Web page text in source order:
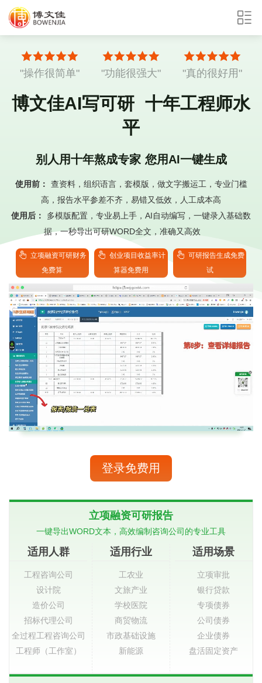
"操作很简单" "功能很强大" "真的很好用"
博文佳AI写可研 十年工程师水
平
别人用十年熬成专家 您用AI一键生成
使用前：
查资料，组织语言，套模版，做文字搬运工，专业门槛
高，报告水平参差不齐，易错又低效，人工成本高
使用后：
多模版配置，专业易上手，AI自动编写，一键录入基础数
据，一秒导出可研WORD全文，准确又高效
立项融资可研财务
免费算
创业项目收益率计
算器免费用
可研报告生成免费
试
Unmute
登录免费用
立项融资可研报告
一键导出WORD文本，高效编制咨询公司的专业工具
适用人群
工程咨询公司
设计院
造价公司
招标代理公司
全过程工程咨询公司
工程师（工作室）
适用行业
工农业
文旅产业
学校医院
商贸物流
市政基础设施
新能源
适用场景
立项审批
银行贷款
专项债券
公司债券
企业债券
盘活固定资产